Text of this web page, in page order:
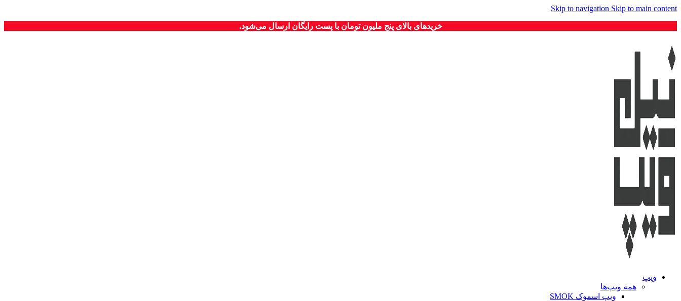
Skip to navigation Skip to main content
خریدهای بالای پنج ملیون تومان با پست رایگان ارسال می‌شود.
ویپ‌
همه ویپ‌ها
ویپ اسموک SMOK